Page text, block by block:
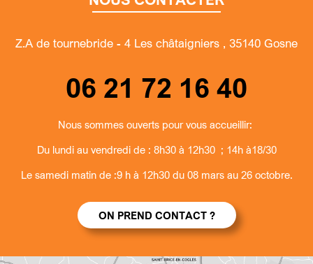
Z.A de tournebride - 4 Les châtaigniers , 35140 Gosne
06 21 72 16 40
Nous sommes ouverts pour vous accueillir:
Du lundi au vendredi de : 8h30 à 12h30 ; 14h à18/30
Le samedi matin de :9 h à 12h30 du 08 mars au 26 octobre.
ON PREND CONTACT ?